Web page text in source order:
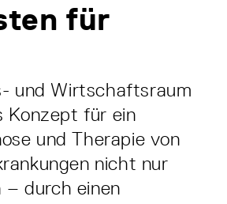
für
und Wirtschaftsraum
Konzept für ein
und Therapie von
nicht nur
– durch einen